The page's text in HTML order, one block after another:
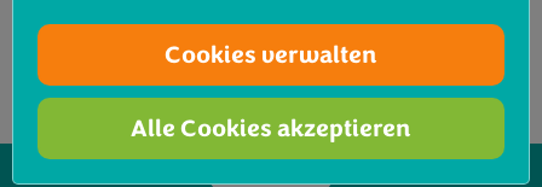
Cookies verwalten
Alle Cookies akzeptieren